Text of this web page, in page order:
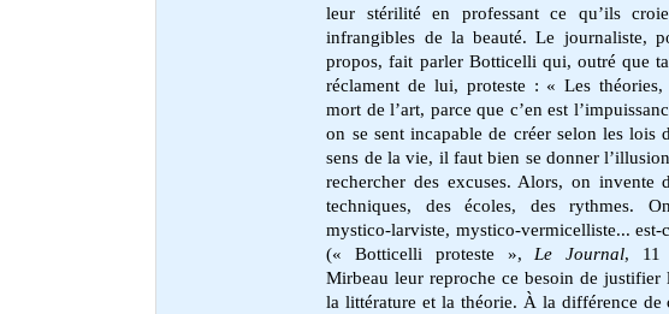
leur stérilité en professant ce qu’ils
infrangibles de la beauté. Le journaliste,
propos, fait parler Botticelli qui, outré que
réclament de lui, proteste : « Les théories,
mort de l’art, parce que c’en est
on se sent incapable de créer selon les lois
sens de la vie, il faut bien se donner
rechercher des excuses. Alors, on invente
techniques, des écoles, des rythmes.
mystico-larviste, mystico-vermicelliste... est-
(« Botticelli proteste », Le Journal, 11
Mirbeau leur reproche ce besoin de justifier
la littérature et la théorie. À la différence de